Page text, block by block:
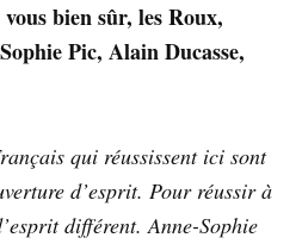
bien sûr, les Roux,
Pic, Alain Ducasse,
qui réussissent ici sont
d’esprit. Pour réussir à
différent. Anne-Sophie